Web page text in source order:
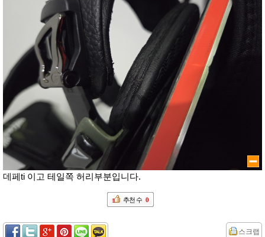
데페ti 이고 테일쪽 허리부분입니다.
추천 수 0
스크랩